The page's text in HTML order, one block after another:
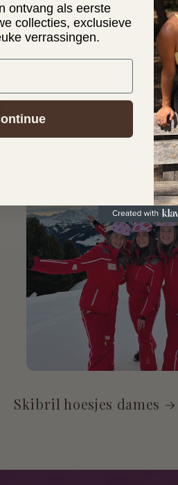
Skibril hoesjes dames
ontvang als eerste
collecties, exclusieve
verrassingen.